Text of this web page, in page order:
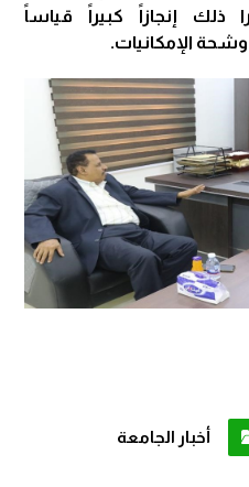
ذلك إنجازاً كبيراً قياساً
وشحة الإمكانيات.
أخبار الجامعة